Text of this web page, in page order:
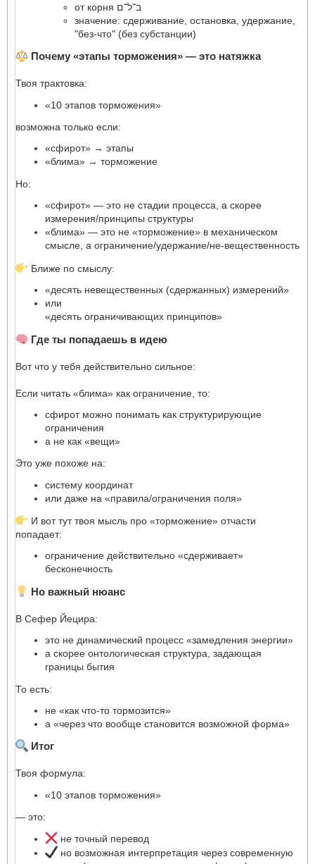
от корня ב־ל־ם
значение: сдерживание, остановка, удержание,
"без-что" (без субстанции)
Почему «этапы торможения» — это натяжка
Твоя трактовка:
«10 этапов торможения»
возможна только если:
«сфирот» → этапы
«блима» → торможение
Но:
«сфирот» — это не стадии процесса, а скорее
измерения/принципы структуры
«блима» — это не «торможение» в механическом
смысле, а ограничение/удержание/не-вещественность
Ближе по смыслу:
«десять невещественных (сдержанных) измерений»
или
«десять ограничивающих принципов»
Где ты попадаешь в идею
Вот что у тебя действительно сильное:
Если читать «блима» как ограничение, то:
сфирот можно понимать как структурирующие
ограничения
а не как «вещи»
Это уже похоже на:
систему координат
или даже на «правила/ограничения поля»
И вот тут твоя мысль про «торможение» отчасти
попадает:
ограничение действительно «сдерживает»
бесконечность
Но важный нюанс
В Сефер Йецира:
это не динамический процесс «замедления энергии»
а скорее онтологическая структура, задающая
границы бытия
То есть:
не «как что-то тормозится»
а «через что вообще становится возможной форма»
Итог
Твоя формула:
«10 этапов торможения»
— это:
не точный перевод
но возможная интерпретация через современную